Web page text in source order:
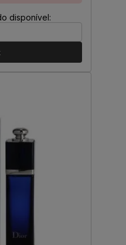
disponível: